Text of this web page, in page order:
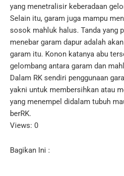
yang menetralisir keberadaan
Selain itu, garam juga mampu
sosok mahluk halus. Tanda yang
menebar garam dapur adalah
garam itu. Konon katanya abu
gelombang antara garam dan
Dalam RK sendiri penggunaan
yakni untuk membersihkan atau
yang menempel didalam tubuh
berRK.
Views: 0
Bagikan Ini :